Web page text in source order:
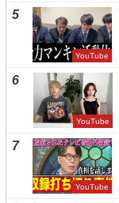
5
YouTube
6
YouTube
7
YouTube